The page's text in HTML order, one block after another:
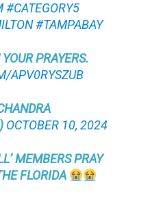
#CATEGORY5
#TAMPABAY
PRAYERS.
APV0RYSZUB
OCTOBER 10, 2024
MEMBERS PRAY
FLORIDA